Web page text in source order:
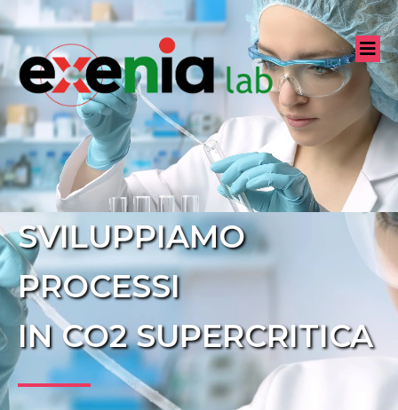
SVILUPPIAMO
PROCESSI
IN CO2 SUPERCRITICA